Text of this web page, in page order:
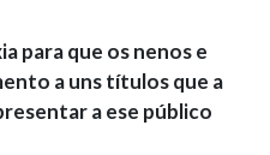
para que os nenos e
a uns títulos que a
a ese público